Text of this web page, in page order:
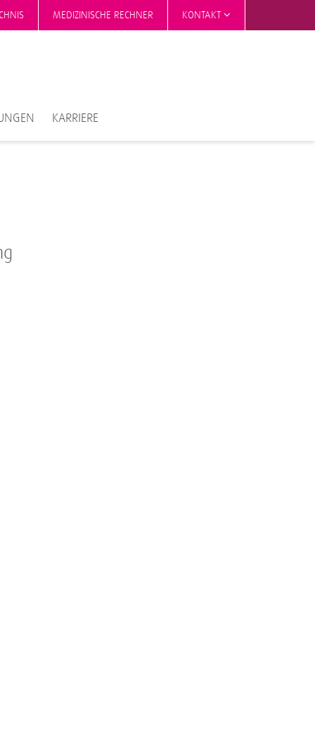
MEDIZINISCHE RECHNER KONTAKT
KARRIERE